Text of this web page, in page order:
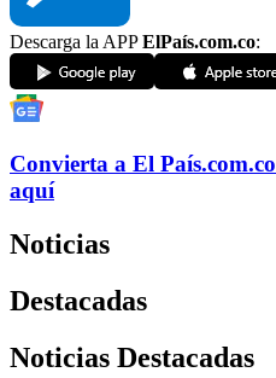
Descarga la APPElPaís.com.co:
Convierta a El País.com.co
aquí
Noticias
Destacadas
Noticias Destacadas